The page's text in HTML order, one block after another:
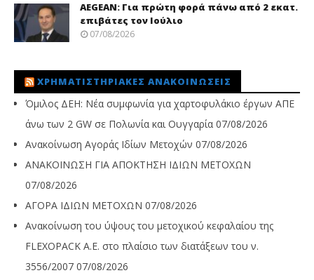
AEGEAN: Για πρώτη φορά πάνω από 2 εκατ.
επιβάτες τον Ιούλιο
07/08/2026
ΧΡΗΜΑΤΙΣΤΗΡΙΑΚΈΣ ΑΝΑΚΟΙΝΏΣΕΙΣ
Όμιλος ΔΕΗ: Νέα συμφωνία για χαρτοφυλάκιο έργων ΑΠΕ
άνω των 2 GW σε Πολωνία και Ουγγαρία 07/08/2026
Ανακοίνωση Αγοράς Ιδίων Μετοχών 07/08/2026
ΑΝΑΚΟΙΝΩΣΗ ΓΙΑ ΑΠΟΚΤΗΣΗ ΙΔΙΩΝ ΜΕΤΟΧΩΝ
07/08/2026
ΑΓΟΡΑ ΙΔΙΩΝ ΜΕΤΟΧΩΝ 07/08/2026
Ανακοίνωση του ύψους του μετοχικού κεφαλαίου της
FLEXOPACK A.E. στο πλαίσιο των διατάξεων του ν.
3556/2007 07/08/2026